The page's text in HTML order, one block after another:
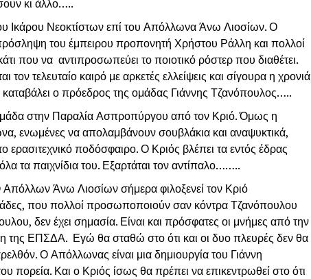
κι άλλο…..
Ικάρου Νεοκτίστων επί του Απόλλωνα Άνω Λιοσίων. Ο
του έμπειρου προπονητή Χρήστου Ράλλη και πολλοί
που να αντιπροσωπεύει το ποιοτικό ρόστερ που διαθέτει.
τελευταίο καιρό με αρκετές ελλείψεις και σίγουρα η χρονιά
καταβάλει ο πρόεδρος της ομάδας Γιάννης Τζανόπουλος…..
στην Παραλία Ασπροπύργου από τον Κριό. Όμως η
ενωμένες να απολαμβάνουν σουβλάκια και αναψυκτικά,
ερασιτεχνικό ποδόσφαιρο. Ο Κριός βλέπει τα εντός έδρας
τα παιχνίδια του. Εξαρτάται τον αντίπαλο……..
Απόλλων Άνω Λιοσίων σήμερα φιλοξενεί τον Κριό
που πολλοί προσωποποιούν σαν κόντρα Τζανόπουλου
δεν έχει σημασία. Είναι και πρόσφατες οι μνήμες από την
της ΕΠΣΔΑ. Εγώ θα σταθώ στο ότι και οι δυο πλευρές δεν θα
Ο Απόλλωνας είναι μια δημιουργία του Γιάννη
πορεία. Και ο Κριός ίσως θα πρέπει να επικεντρωθεί στο ότι